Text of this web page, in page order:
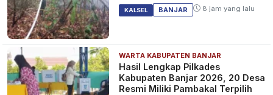
KALSEL BANJAR 8 jam yang lalu
WARTA KABUPATEN BANJAR
Hasil Lengkap Pilkades
Kabupaten Banjar 2026, 20 Desa
Resmi Miliki Pambakal Terpilih